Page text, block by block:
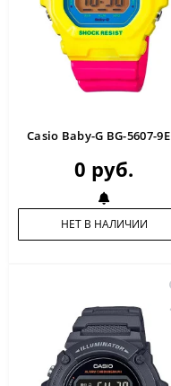
Casio Baby-G BG-5607-9E
0 руб.
НЕТ В НАЛИЧИИ